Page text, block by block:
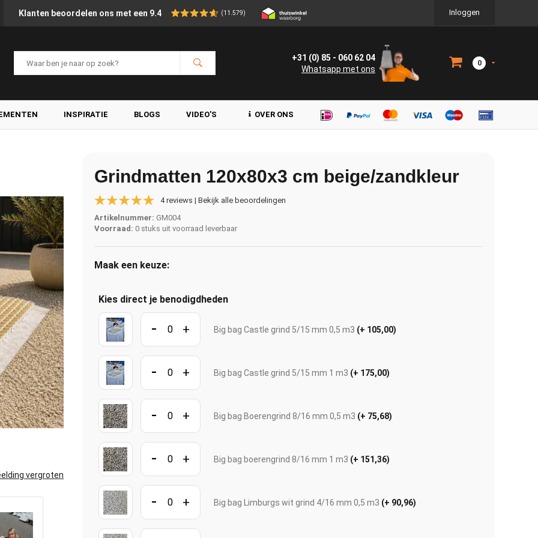
Klanten beoordelen ons met een 9.4 (11.579) Inloggen
+31 (0) 85 - 060 62 04
Whatsapp met ons
0
INSPIRATIE BLOGS VIDEO'S OVER ONS
vergroten
Grindmatten 120x80x3 cm beige/zandkleur
4 reviews | Bekijk alle beoordelingen
Artikelnummer: GM004
Voorraad: 0 stuks uit voorraad leverbaar
Maak een keuze:
Kies direct je benodigdheden
- + Big bag Castle grind 5/15 mm 0,5 m3 (+ 105,00)
- + Big bag Castle grind 5/15 mm 1 m3 (+ 175,00)
- + Big bag Boerengrind 8/16 mm 0,5 m3 (+ 75,68)
- + Big bag boerengrind 8/16 mm 1 m3 (+ 151,36)
- + Big bag Limburgs wit grind 4/16 mm 0,5 m3 (+ 90,96)